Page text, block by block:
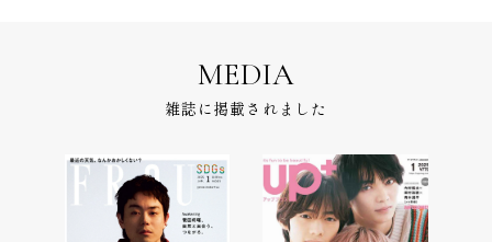
MEDIA
雑誌に掲載されました